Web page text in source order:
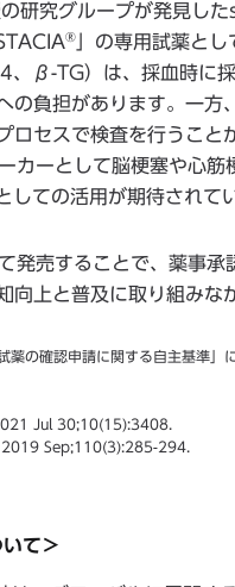
研究グループが発見し
®
」の専用試薬と
、β-TG）は、採血時に
の負担があります。一
ロセスで検査を行うこと
カーとして脳梗塞や心
ての活用が期待されて
発売することで、薬事
向上と普及に取り組みな
薬の確認申請に関する自主基準
Jul 30;10(15):3408.
2019 Sep;110(3):285-294.
て＞